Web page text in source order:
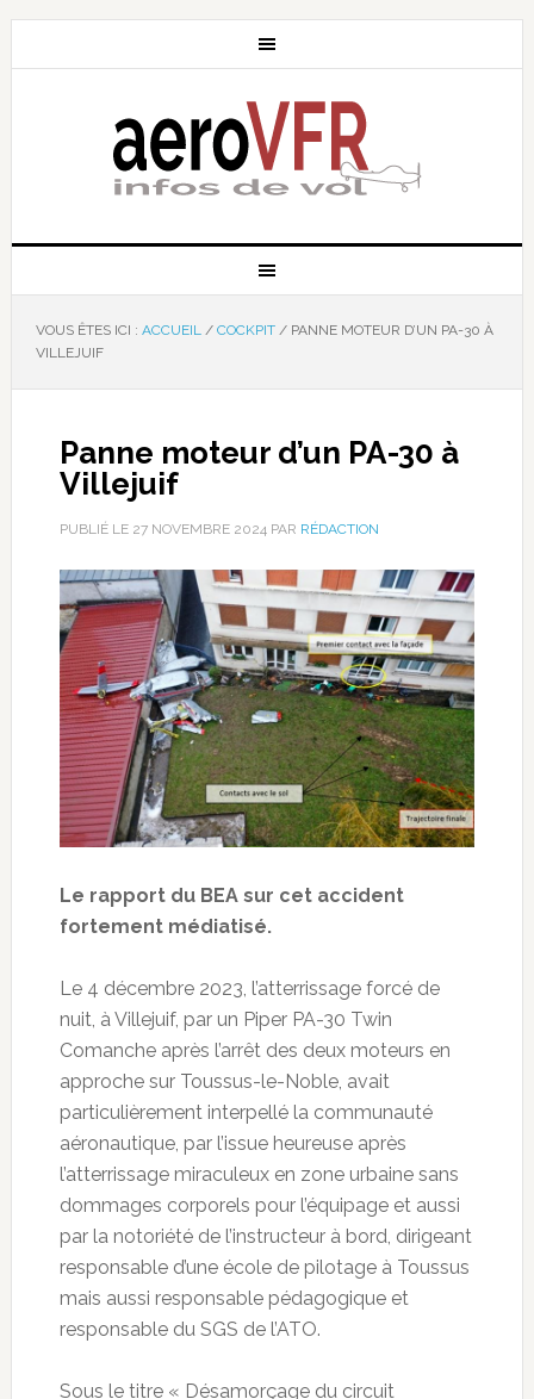
VOUS ÊTES ICI : ACCUEIL / COCKPIT /PANNE MOTEUR D’UN PA-30 À
VILLEJUIF
Panne moteur d’un PA-30 à
Villejuif
PUBLIÉ LE 27 NOVEMBRE 2024PAR RÉDACTION
Le rapport du BEA sur cet accident
fortement médiatisé.
Le 4 décembre 2023, l’atterrissage forcé de
nuit, à Villejuif, par un Piper PA-30 Twin
Comanche après l’arrêt des deux moteurs en
approche sur Toussus-le-Noble, avait
particulièrement interpellé la communauté
aéronautique, par l’issue heureuse après
l’atterrissage miraculeux en zone urbaine sans
dommages corporels pour l’équipage et aussi
par la notoriété de l’instructeur à bord, dirigeant
responsable d’une école de pilotage à Toussus
mais aussi responsable pédagogique et
responsable du SGS de l’ATO.
Sous le titre « Désamorçage du circuit